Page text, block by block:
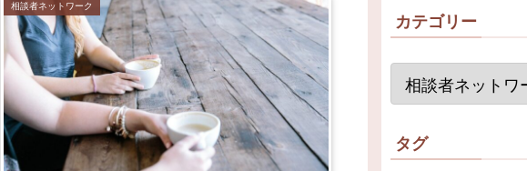
相談者ネットワーク
カテゴリー
タグ